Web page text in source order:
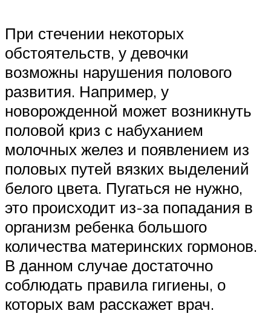
При стечении некоторых
обстоятельств, у девочки
возможны нарушения полового
развития. Например, у
новорожденной может возникнуть
половой криз с набуханием
молочных желез и появлением из
половых путей вязких выделений
белого цвета. Пугаться не нужно,
это происходит из-за попадания в
организм ребенка большого
количества материнских гормонов.
В данном случае достаточно
соблюдать правила гигиены, о
которых вам расскажет врач.